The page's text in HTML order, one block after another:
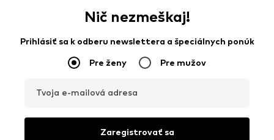
Nič nezmeškaj!
Prihlásiť sa k odberu newslettera a špeciálnych ponúk
Pre ženy Pre mužov
Tvoja e-mailová adresa
Zaregistrovať sa